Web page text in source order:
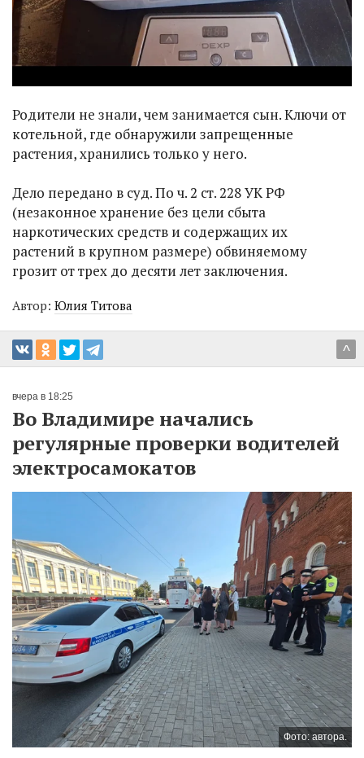
Родители не знали, чем занимается сын. Ключи от
котельной, где обнаружили запрещенные
растения, хранились только у него.
Дело передано в суд. По ч. 2 ст. 228 УК РФ
(незаконное хранение без цели сбыта
наркотических средств и содержащих их
растений в крупном размере) обвиняемому
грозит от трех до десяти лет заключения.
Автор: Юлия Титова
^
вчера в 18:25
Во Владимире начались
регулярные проверки водителей
электросамокатов
Фото: автора.